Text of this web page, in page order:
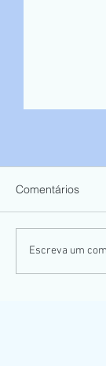
5º Coxim
Comentários
Escreva um